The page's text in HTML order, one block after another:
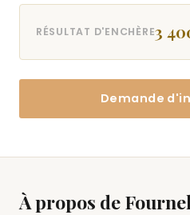
RÉSULTAT D'ENCHÈRE3
Demande
À propos de